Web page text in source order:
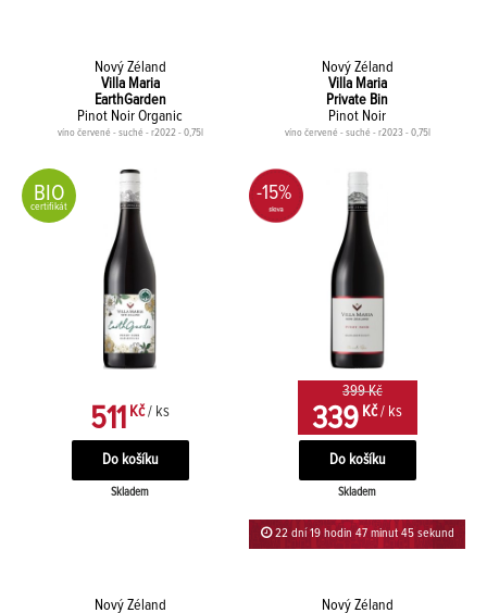
Nový Zéland
Villa Maria
EarthGarden
Pinot Noir Organic
víno červené - suché - r2022 - 0,75l
BIO
certifikát
511 Kč / ks
Skladem
Nový Zéland
Villa Maria
Private Bin
Pinot Noir
víno červené - suché - r2023 - 0,75l
-15%
399 Kč
339 Kč / ks
Skladem
22 dní 19 hodin 47 minut 44 sekund
Nový Zéland
Nový Zéland